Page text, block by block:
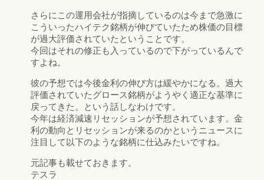
さらにこの運用会社が指摘しているのは今まで急激に
こういったハイテク銘柄が伸びていたため株価の目標
が過大評価されていたということです。
今回はそれの修正も入っているので下がっているんで
すよね。
彼の予想では今後金利の伸び方は緩やかになる。過大
評価されていたグロース銘柄がようやく適正な基準に
戻ってきた。という話しなわけです。
今年は経済減速リセッションが予想されています。金
利の動向とリセッションが来るのかというニュースに
注目して以下のような銘柄に仕込みたいですね。
元記事も載せておきます。
テスラ